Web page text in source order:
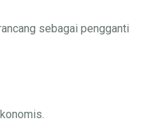
sebagai pengganti